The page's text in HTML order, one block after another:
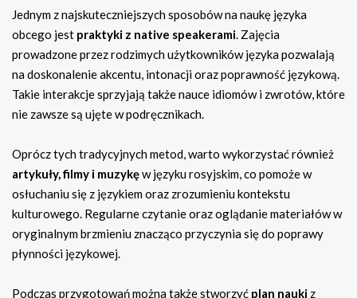
Jednym z najskuteczniejszych sposobów na naukę języka
obcego jest praktyki z native speakerami. Zajęcia
prowadzone przez rodzimych użytkowników języka pozwalają
na doskonalenie akcentu, intonacji oraz poprawność językową.
Takie interakcje sprzyjają także nauce idiomów i zwrotów, które
nie zawsze są ujęte w podręcznikach.
Oprócz tych tradycyjnych metod, warto wykorzystać również
artykuły, filmy i muzykęw języku rosyjskim, co pomoże w
osłuchaniu się z językiem oraz zrozumieniu kontekstu
kulturowego. Regularne czytanie oraz oglądanie materiałów w
oryginalnym brzmieniu znacząco przyczynia się do poprawy
płynności językowej.
Podczas przygotowań można także stworzyć plan nauki z